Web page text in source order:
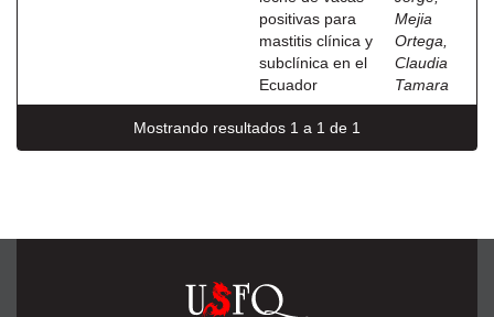
positivas para
mastitis clínica y
subclínica en el
Ecuador
Mejia
Ortega,
Claudia
Tamara
Mostrando resultados 1 a 1 de 1